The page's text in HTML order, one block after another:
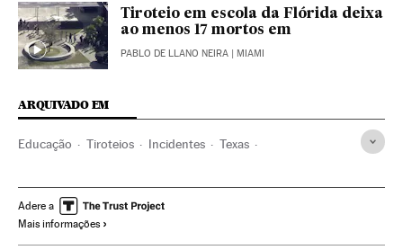
Tiroteio em escola da Flórida deixa
ao menos 17 mortos em
PABLO DE LLANO NEIRA | MIAMI
ARQUIVADO EM
Educação Tiroteios Incidentes Texas
Centros educativos Acontecimentos
Adere a
Mais informações